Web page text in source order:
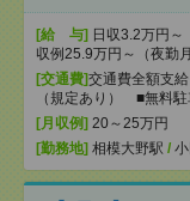
[給 与] 日収3.2万円
収例25.9万円～（夜勤
[交通費]交通費全額支
（規定あり） ■無料
[月収例] 20～25万円
[勤務地] 相模大野駅 /